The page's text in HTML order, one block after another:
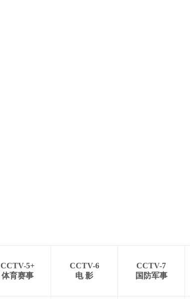
CCTV-5+
体育赛事
CCTV-6
电 影
CCTV-7
国防军事